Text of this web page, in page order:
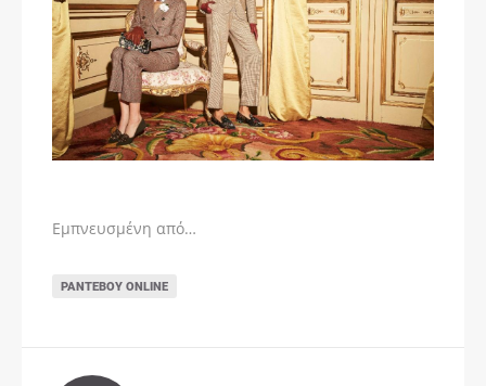
Εμπνευσμένη από…
ΡΑΝΤΕΒΟΎ ONLINE